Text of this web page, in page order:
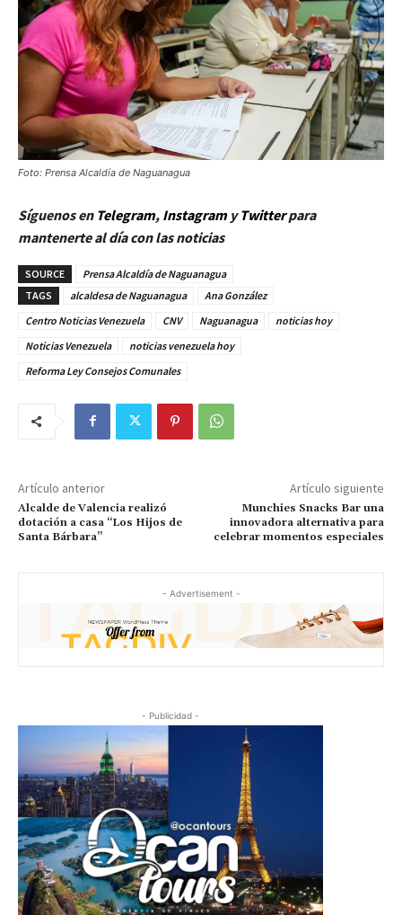
Foto: Prensa Alcaldía de Naguanagua
Síguenos en Telegram, InstagramyTwitterpara
mantenerte al día con las noticias
SOURCE
Prensa Alcaldía de Naguanagua
TAGS
alcaldesa de Naguanagua
Ana González
Centro Noticias Venezuela
CNV Naguanagua
noticias hoy
Noticias Venezuela
noticias venezuela hoy
Reforma Ley Consejos Comunales
Artículo anterior
Alcalde de Valencia realizó
dotación a casa “Los Hijos de
Santa Bárbara”
Artículo siguiente
Munchies Snacks Bar una
innovadora alternativa para
celebrar momentos especiales
- Advertisement -
- Publicidad -